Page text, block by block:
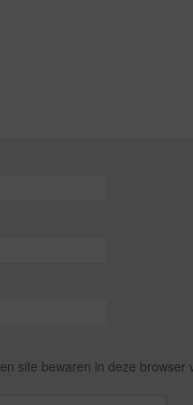
site bewaren in deze